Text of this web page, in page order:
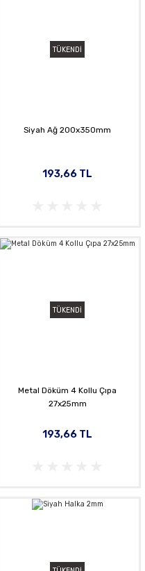
TÜKENDİ
Siyah Ağ 200x350mm
193,66 TL
TÜKENDİ
Metal Döküm 4 Kollu Çıpa
27x25mm
193,66 TL